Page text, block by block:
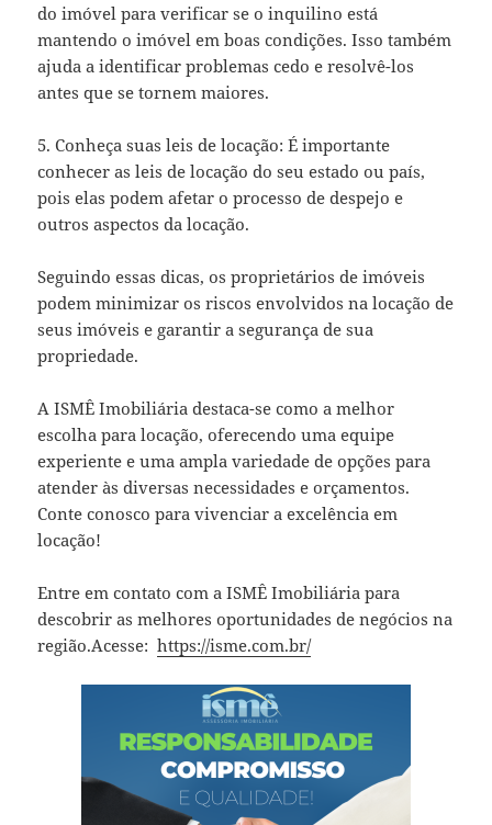
do imóvel para verificar se o inquilino está
mantendo o imóvel em boas condições. Isso também
ajuda a identificar problemas cedo e resolvê-los
antes que se tornem maiores.
5. Conheça suas leis de locação: É importante
conhecer as leis de locação do seu estado ou país,
pois elas podem afetar o processo de despejo e
outros aspectos da locação.
Seguindo essas dicas, os proprietários de imóveis
podem minimizar os riscos envolvidos na locação de
seus imóveis e garantir a segurança de sua
propriedade.
A ISMÊ Imobiliária destaca-se como a melhor
escolha para locação, oferecendo uma equipe
experiente e uma ampla variedade de opções para
atender às diversas necessidades e orçamentos.
Conte conosco para vivenciar a excelência em
locação!
Entre em contato com a ISMÊ Imobiliária para
descobrir as melhores oportunidades de negócios na
região.Acesse:https://isme.com.br/